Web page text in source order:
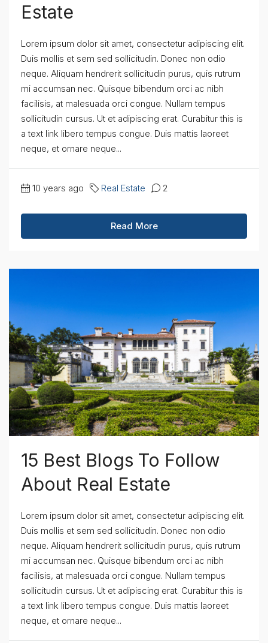
Estate
Lorem ipsum dolor sit amet, consectetur adipiscing elit.
Duis mollis et sem sed sollicitudin. Donec non odio
neque. Aliquam hendrerit sollicitudin purus, quis rutrum
mi accumsan nec. Quisque bibendum orci ac nibh
facilisis, at malesuada orci congue. Nullam tempus
sollicitudin cursus. Ut et adipiscing erat. Curabitur this is
a text link libero tempus congue. Duis mattis laoreet
neque, et ornare neque...
10 years ago Real Estate 2
Read More
15 Best Blogs To Follow
About Real Estate
Lorem ipsum dolor sit amet, consectetur adipiscing elit.
Duis mollis et sem sed sollicitudin. Donec non odio
neque. Aliquam hendrerit sollicitudin purus, quis rutrum
mi accumsan nec. Quisque bibendum orci ac nibh
facilisis, at malesuada orci congue. Nullam tempus
sollicitudin cursus. Ut et adipiscing erat. Curabitur this is
a text link libero tempus congue. Duis mattis laoreet
neque, et ornare neque...